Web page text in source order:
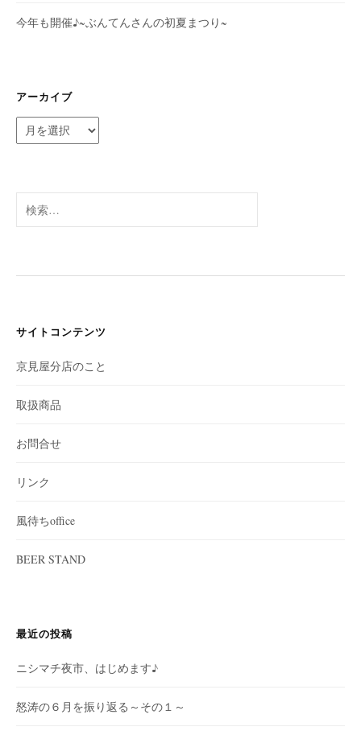
今年も開催♪~ぶんてんさんの初夏まつり~
アーカイブ
ー
ブ
索:
サイトコンテンツ
京見屋分店のこと
取扱商品
お問合せ
リンク
風待ちoffice
BEER STAND
最近の投稿
ニシマチ夜市、はじめます♪
怒涛の６月を振り返る～その１～